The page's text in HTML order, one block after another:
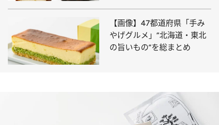
【画像】47都道府県「手み
やげグルメ」“北海道・東北
の旨いもの”を総まとめ